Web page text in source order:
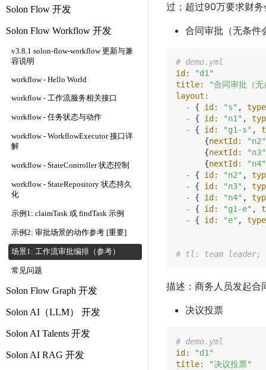
Solon Flow 开发
Solon Flow Workflow 开发
v3.8.1 solon-flow-workflow 更新与兼
容说明
workflow - Hello World
workflow - 工作流服务相关接口
workflow - 任务状态与动作
workflow - WorkflowExecutor 接口详
解
workflow - StateController 状态控制
workflow - StateRepository 状态持久
化
示例1: claimTask 或 findTask 示例
示例2: 审批场景的动作参考 [重要]
场景1: 工作流审批编排（参考）
常见问题
Solon Flow Graph 开发
Solon AI（LLM） 开发
Solon AI Talents 开发
Solon AI RAG 开发
过；超过90万要求财
合同审批（无条件
# demo.yml
id:
"d1"
title:
"合同审批（
layout:
-
{ id: "s" ,
-
{ id: "n1" ,
-
{ id: "g1-s" ,
      {
nextId:
"n2"
      {
nextId:
"n3"
      {
nextId:
"n4"
-
{ id: "n2" ,
-
{ id: "n3" ,
-
{ id: "n4" ,
-
{ id: "g1-e" ,
-
{ id: "e" ,
# tl: team leader;
描述：商务人员发起合
决议投票
# demo.yml
id:
"d1"
title:
"决议投票"